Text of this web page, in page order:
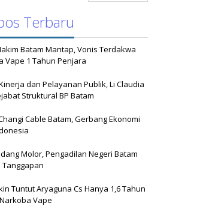
Terbaru
Batam Mantap, Vonis Terdakwa
Vape 1 Tahun Penjara
dan Pelayanan Publik, Li Claudia
Struktural BP Batam
Cable Batam, Gerbang Ekonomi
Molor, Pengadilan Negeri Batam
Tuntut Aryaguna Cs Hanya 1,6 Tahun
Vape